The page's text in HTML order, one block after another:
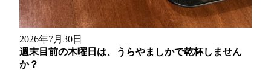
2026年7月30日
週末目前の木曜日は、うらやましかで乾杯しません
か？